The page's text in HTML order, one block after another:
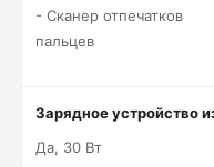
- Сканер отпечатков
пальцев
Зарядное устройство
Да, 30 Вт